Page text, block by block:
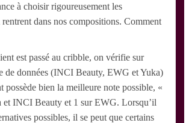
à choisir rigoureusement les
dans nos compositions. Comment
est passé au cribble, on vérifie sur
de données (INCI Beauty, EWG et Yuka)
possède bien la meilleure note possible, «
et INCI Beauty et 1 sur EWG. Lorsqu’il
possibles, il se peut que certains